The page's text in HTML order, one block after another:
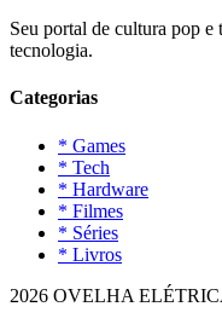
Seu portal de cultura pop e
tecnologia.
Categorias
* Games
* Tech
* Hardware
* Filmes
* Séries
* Livros
2026 OVELHA